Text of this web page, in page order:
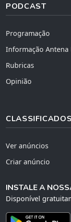
PODCAST
Programação
Informação Antena
Rubricas
Opinião
CLASSIFICADOS
Ver anúncios
Criar anúncio
INSTALE A
Disponível